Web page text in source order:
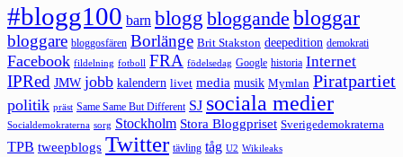
#blogg100 barn blogg bloggande bloggar
bloggare bloggosfären Borlänge Brit Stakston deepedition demokrati
Facebook fildelning fotboll FRA födelsedag Google historia Internet
IPRed JMW jobb kalendern livet media musik Mymlan Piratpartiet
politik präst Same Same But Different SJ sociala medier
Socialdemokraterna sorg Stockholm Stora Bloggpriset Sverigedemokraterna
TPB tweepblogs Twitter tävling tåg U2 Wikileaks